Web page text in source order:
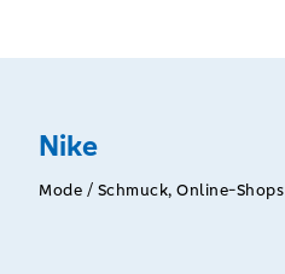
Nike
Mode / Schmuck, Online-Shops